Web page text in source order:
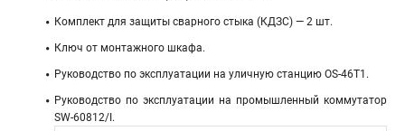
Комплект для защиты сварного стыка (КДЗС) — 2 шт.
Ключ от монтажного шкафа.
Руководство по эксплуатации на уличную станцию OS-46T1.
Руководство по эксплуатации на промышленный коммутатор
SW-60812/I.